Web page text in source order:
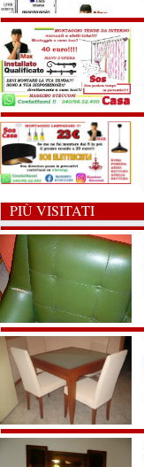
PIÙ VISITATI